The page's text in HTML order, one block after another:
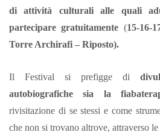
di attività culturali alle quali
partecipare gratuitamente (15-16-
Torre Archirafi – Riposto).
Il Festival si prefigge di
autobiografiche sia la
rivisitazione di se stessi e come
che non si trovano altrove, attraverso